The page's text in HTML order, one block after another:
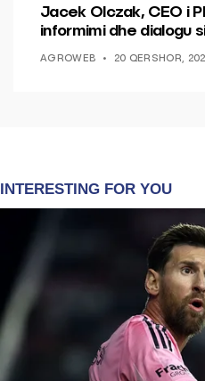
Jacek Olczak, CEO i
informimi dhe dialogu
AGROWEB 20 QERSHOR,